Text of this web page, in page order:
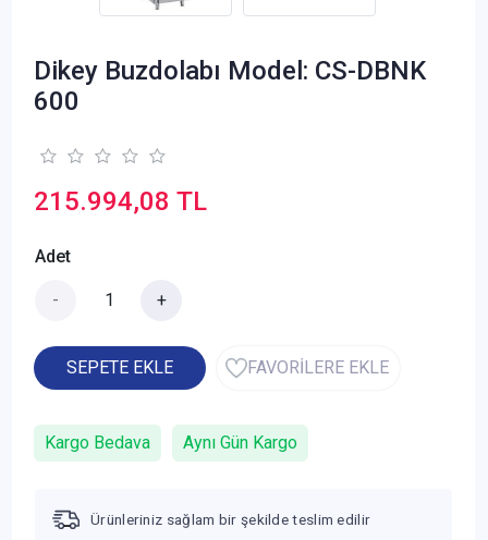
Dikey Buzdolabı Model: CS-DBNK
600
215.994,08 TL
Adet
- +
SEPETE EKLE FAVORİLERE EKLE
Kargo Bedava Aynı Gün Kargo
Ürünleriniz sağlam bir şekilde teslim edilir